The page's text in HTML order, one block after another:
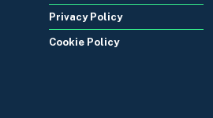
Privacy Policy
Cookie Policy